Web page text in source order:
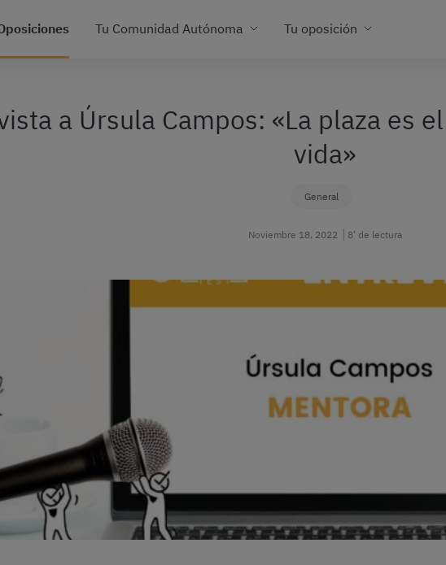
Tu Comunidad Autónoma Tu oposición
a Úrsula Campos: «La plaza es
vida»
General
Noviembre 18, 2022 8’ de lectura